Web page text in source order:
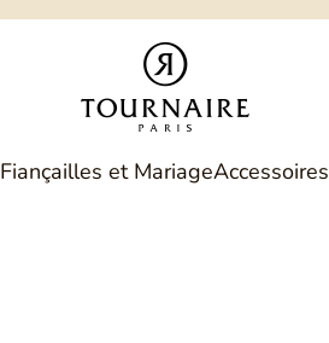
Philippe Tournaire
Fiançailles et MariageAccessoires